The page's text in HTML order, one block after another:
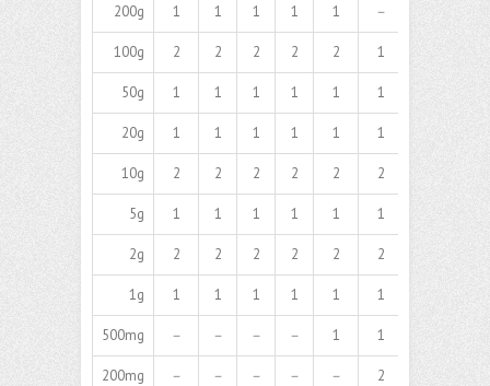
200g 1 1 1 1 1 －
100g 2 2 2 2 2 1
50g 1 1 1 1 1 1
20g 1 1 1 1 1 1
10g 2 2 2 2 2 2
5g 1 1 1 1 1 1
2g 2 2 2 2 2 2
1g 1 1 1 1 1 1
500mg － － － － 1 1
200mg － － － － － 2